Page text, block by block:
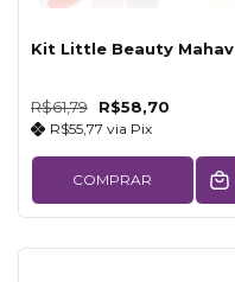
Kit Little Beauty Mahav
R$61,79 R$58,70
R$55,77 via Pix
COMPRAR